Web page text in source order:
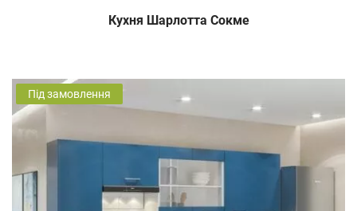
Кухня Шарлотта Сокме
Під замовлення